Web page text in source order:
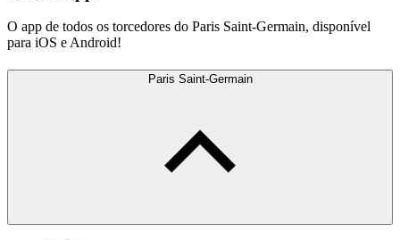
O app de todos os torcedores do Paris Saint-Germain, disponível
para iOS e Android!
Paris Saint-Germain